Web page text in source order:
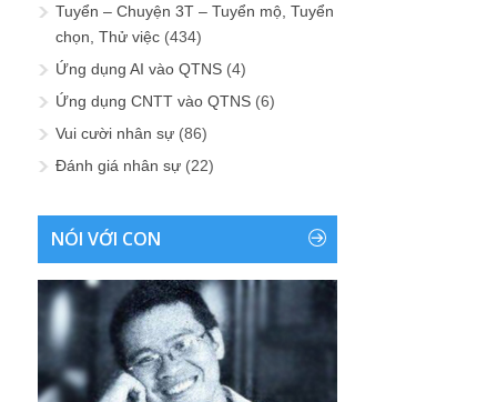
Tuyển – Chuyện 3T – Tuyển mộ, Tuyển
chọn, Thử việc (434)
Ứng dụng AI vào QTNS (4)
Ứng dụng CNTT vào QTNS (6)
Vui cười nhân sự (86)
Đánh giá nhân sự (22)
NÓI VỚI CON